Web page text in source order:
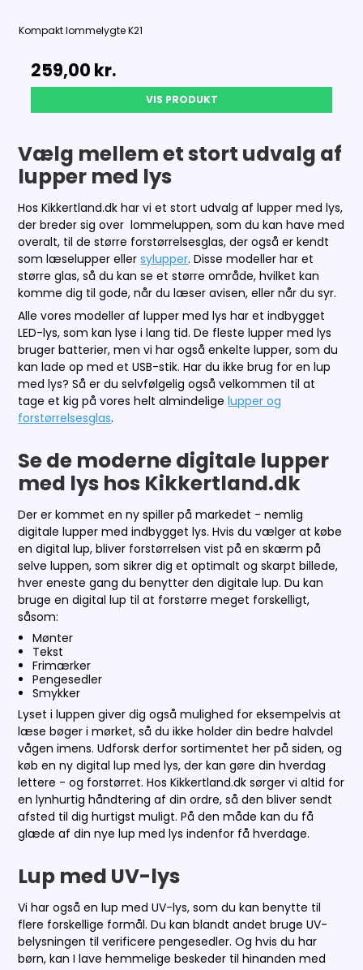
Kompakt lommelygte K21
259,00 kr.
VIS PRODUKT
Vælg mellem et stort udvalg af
lupper med lys
Hos Kikkertland.dk har vi et stort udvalg af lupper med lys,
der breder sig over lommeluppen, som du kan have med
overalt, til de større forstørrelsesglas, der også er kendt
som læselupper ellersylupper. Disse modeller har et
større glas, så du kan se et større område, hvilket kan
komme dig til gode, når du læser avisen, eller når du syr.
Alle vores modeller af lupper med lys har et indbygget
LED-lys, som kan lyse i lang tid. De fleste lupper med lys
bruger batterier, men vi har også enkelte lupper, som du
kan lade op med et USB-stik. Har du ikke brug for en lup
med lys? Så er du selvfølgelig også velkommen til at
tage et kig på vores helt almindelige lupper og
forstørrelsesglas.
Se de moderne digitale lupper
med lys hos Kikkertland.dk
Der er kommet en ny spiller på markedet - nemlig
digitale lupper med indbygget lys. Hvis du vælger at købe
en digital lup, bliver forstørrelsen vist på en skærm på
selve luppen, som sikrer dig et optimalt og skarpt billede,
hver eneste gang du benytter den digitale lup. Du kan
bruge en digital lup til at forstørre meget forskelligt,
såsom:
Mønter
Tekst
Frimærker
Pengesedler
Smykker
Lyset i luppen giver dig også mulighed for eksempelvis at
læse bøger i mørket, så du ikke holder din bedre halvdel
vågen imens. Udforsk derfor sortimentet her på siden, og
køb en ny digital lup med lys, der kan gøre din hverdag
lettere - og forstørret. Hos Kikkertland.dk sørger vi altid for
en lynhurtig håndtering af din ordre, så den bliver sendt
afsted til dig hurtigst muligt. På den måde kan du få
glæde af din nye lup med lys indenfor få hverdage.
Lup med UV-lys
Vi har også en lup med UV-lys, som du kan benytte til
flere forskellige formål. Du kan blandt andet bruge UV-
belysningen til verificere pengesedler. Og hvis du har
børn, kan I lave hemmelige beskeder til hinanden med